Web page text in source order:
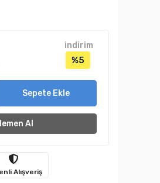
indirim
%5
Sepete Ekle
Al
Alışveriş